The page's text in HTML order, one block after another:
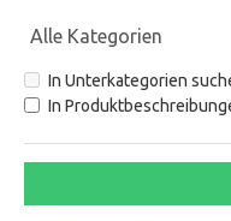
In Unterkategorien
In